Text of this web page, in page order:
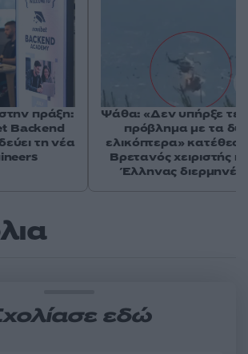
εδώ
πράξη:
Backend
τη νέα
Ψάθα: «Δεν υπήρξε
πρόβλημα με τα
ελικόπτερα»
Βρετανός χειριστής
Έλληνας